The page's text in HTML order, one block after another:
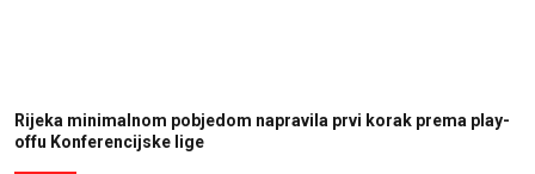
Rijeka minimalnom pobjedom napravila prvi korak prema play-
offu Konferencijske lige